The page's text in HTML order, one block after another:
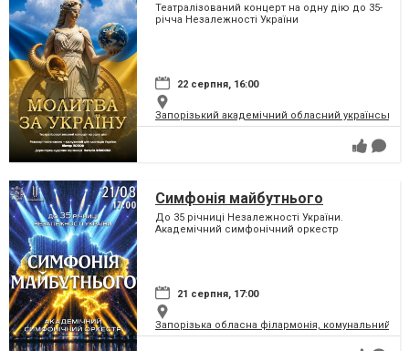
Театралізований концерт на одну дію до 35-
річча Незалежності України
22 серпня, 16:00
Запорізький академічний обласний
Симфонія майбутнього
До 35 річниці Незалежності України.
Академічний симфонічний оркестр
21 серпня, 17:00
Запорізька обласна філармонія, комунальний